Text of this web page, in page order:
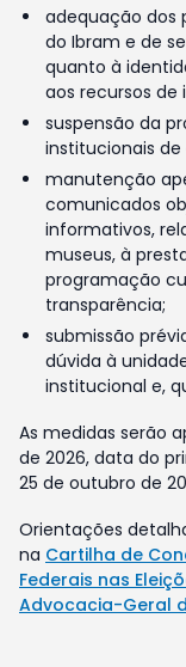
adequação dos
do Ibram e de
quanto à
aos recursos de
suspensão da
institucionais
manutenção
comunicados
informativos,
museus, à
programação
transparência;
submissão
dúvida à
institucional e,
As medidas serão
de 2026, data do
25 de outubro de
Orientações
na Cartilha de
Federais nas
Advocacia-Geral